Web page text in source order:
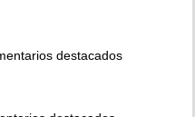
destacados